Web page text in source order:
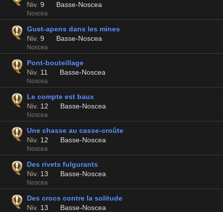
Niv. 9 Basse-Noscea
Noscea
Guet-apens dans les mines
Niv. 9 Basse-Noscea
Noscea
Pont-bouteillage
Niv. 11 Basse-Noscea
Noscea
Le compte est baux
Niv. 12 Basse-Noscea
Noscea
Une chasse au casse-croûte
Niv. 12 Basse-Noscea
Noscea
Des rivets fulgurants
Niv. 13 Basse-Noscea
Noscea
Des crocs contre la solitude
Niv. 13 Basse-Noscea